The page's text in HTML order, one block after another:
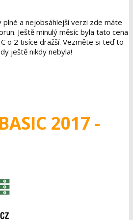
plné a nejobsáhlejší verzi zde máte
. Ještě minulý měsíc byla tato cena
o 2 tisíce dražší. Vezměte si teď to
ještě nikdy nebyla!
2017 -